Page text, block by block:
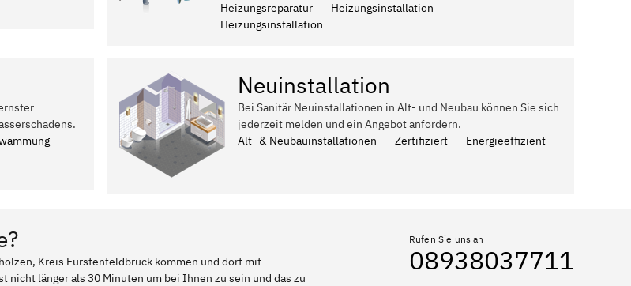
Heizungsreparatur
Heizungsinstallation
Heizungsinstallation
Neuinstallation
Bei Sanitär Neuinstallationen in Alt- und Neubau können Sie sich
jederzeit melden und ein Angebot anfordern.
Alt- & Neubauinstallationen
Zertifiziert Energieeffizient
Kreis Fürstenfeldbruck kommen und dort mit
länger als 30 Minuten um bei Ihnen zu sein und das zu
Rufen Sie uns an
08938037711